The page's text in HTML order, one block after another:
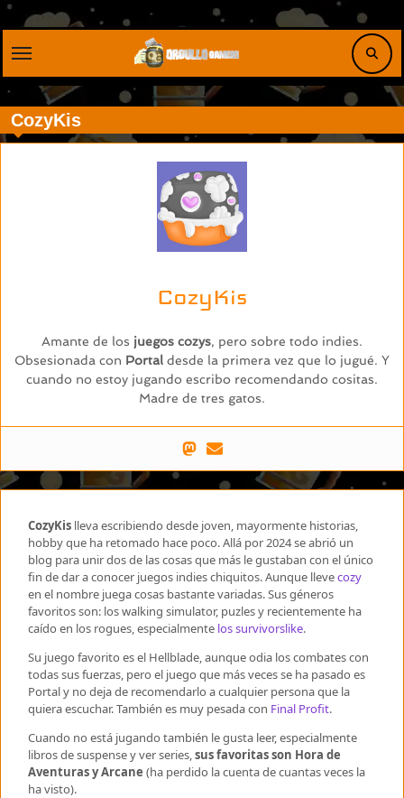
Saltar
CozyKis
CozyKis
Amante de los juegos cozys, pero sobre todo indies.
Obsesionada con Portal desde la primera vez que lo jugué. Y
cuando no estoy jugando escribo recomendando cositas.
Madre de tres gatos.
CozyKis lleva escribiendo desde joven, mayormente historias,
hobby que ha retomado hace poco. Allá por 2024 se abrió un
blog para unir dos de las cosas que más le gustaban con el único
fin de dar a conocer juegos indies chiquitos. Aunque llevecozy
en el nombre juega cosas bastante variadas. Sus géneros
favoritos son: los walking simulator, puzles y recientemente ha
caído en los rogues, especialmente los survivorslike.
Su juego favorito es el Hellblade, aunque odia los combates con
todas sus fuerzas, pero el juego que más veces se ha pasado es
Portal y no deja de recomendarlo a cualquier persona que la
quiera escuchar. También es muy pesada con Final Profit.
Cuando no está jugando también le gusta leer, especialmente
libros de suspense y ver series,sus favoritas son Hora de
Aventuras y Arcane (ha perdido la cuenta de cuantas veces la
ha visto).